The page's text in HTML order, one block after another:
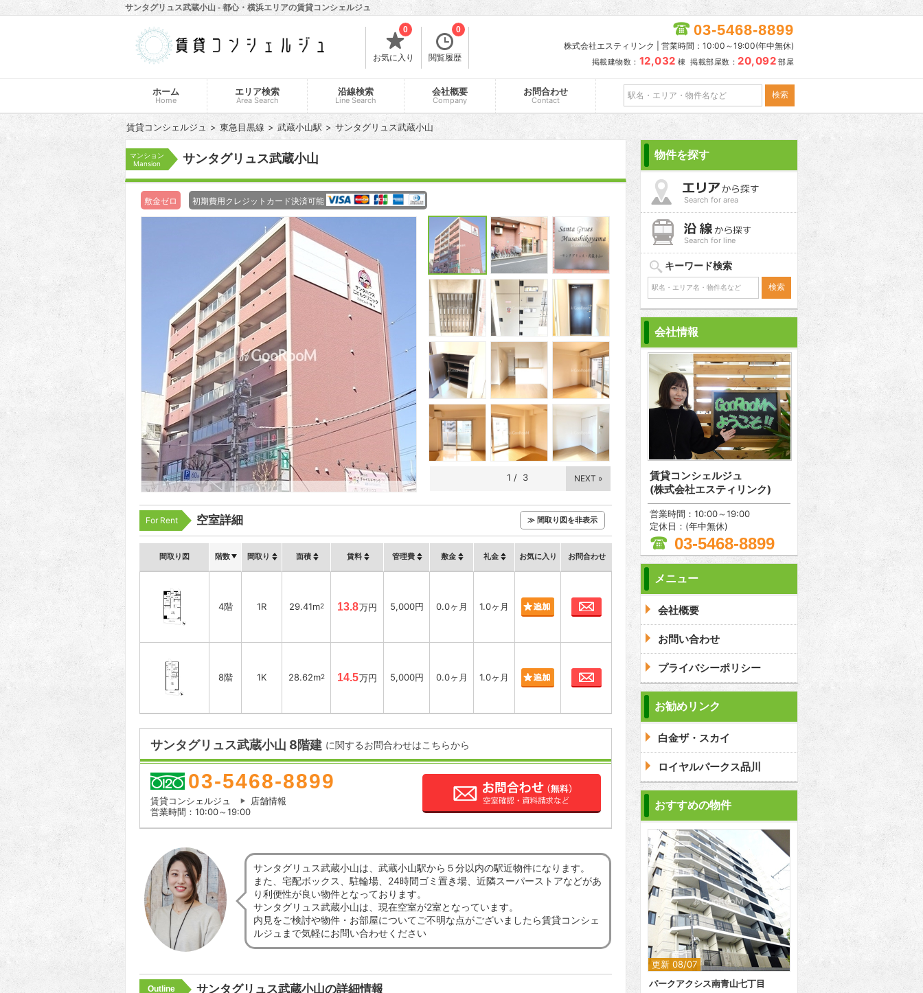
サンタグリュス武蔵小山 - 都心・横浜エリアの賃貸コンシェルジュ
お気に入り
0
閲覧履歴
0 03-5468-8899
株式会社エスティリンク | 営業時間：10:00～19:00(年中無休)
掲載建物数： 12,032 棟 掲載部屋数： 20,092 部屋
ホーム
Home
エリア検索
Area Search
沿線検索
Line Search
会社概要
Company
お問合わせ
Contact
賃貸コンシェルジュ 東急目黒線 武蔵小山駅 サンタグリュス武蔵小山
マンション
Mansion
サンタグリュス武蔵小山
敷金ゼロ 初期費用クレジットカード決済可能
1 / 3 NEXT »
For Rent 空室詳細 ≫ 間取り図を非表示
間取り図 階数 間取り 面積 賃料 管理費 敷金 礼金 お気に入り お問合わせ
4階 1R 29.41m2 13.8万円 5,000円 0.0ヶ月 1.0ヶ月 お問合わせ
8階 1K 28.62m2 14.5万円 5,000円 0.0ヶ月 1.0ヶ月 お問合わせ
サンタグリュス武蔵小山 8階建 に関するお問合わせはこちらから
03-5468-8899
賃貸コンシェルジュ
店舗情報
営業時間：10:00～19:00
サンタグリュス武蔵小山は、武蔵小山駅から５分以内の駅近物件になります。
また、宅配ボックス、駐輪場、24時間ゴミ置き場、近隣スーパーストアなどがあ
り利便性が良い物件となっております。
サンタグリュス武蔵小山は、現在空室が2室となっています。
内見をご検討や物件・お部屋についてご不明な点がございましたら賃貸コンシェ
ルジュまで気軽にお問い合わせください
Outline サンタグリュス武蔵小山の詳細情報
物件を探す
Search for area
Search for line
キーワード検索
会社情報
賃貸コンシェルジュ
(株式会社エスティリンク)
営業時間：10:00～19:00
定休日：(年中無休)
03-5468-8899
メニュー
会社概要
お問い合わせ
プライバシーポリシー
お勧めリンク
白金ザ・スカイ
ロイヤルパークス品川
おすすめの物件
更新 08/07
2
パークアクシス南青山七丁目